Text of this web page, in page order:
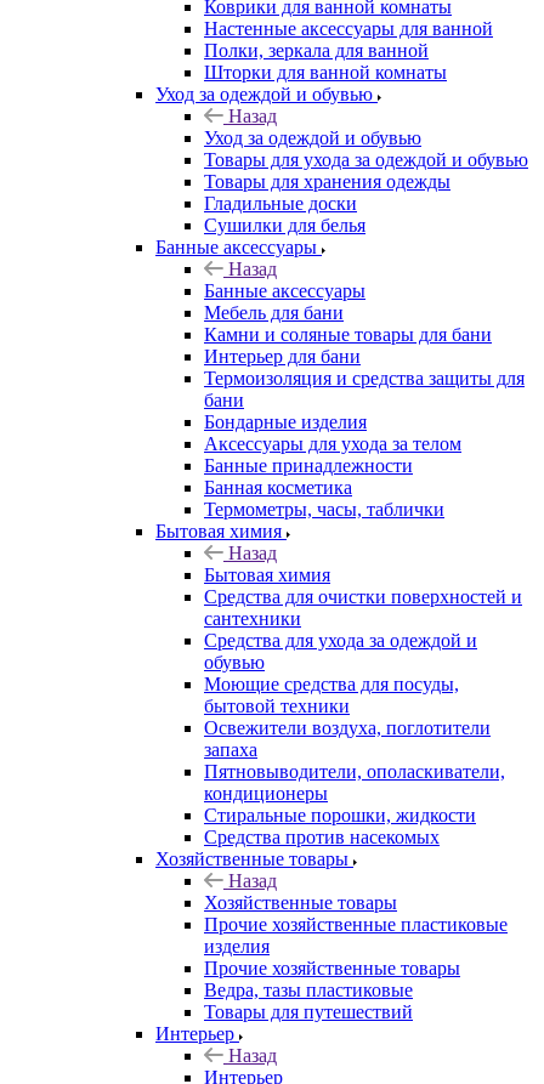
Коврики для ванной комнаты
Настенные аксессуары для ванной
Полки, зеркала для ванной
Шторки для ванной комнаты
Уход за одеждой и обувью
Назад
Уход за одеждой и обувью
Товары для ухода за одеждой и обувью
Товары для хранения одежды
Гладильные доски
Сушилки для белья
Банные аксессуары
Назад
Банные аксессуары
Мебель для бани
Камни и соляные товары для бани
Интерьер для бани
Термоизоляция и средства защиты для
бани
Бондарные изделия
Аксеcсуары для ухода за телом
Банные принадлежности
Банная косметика
Термометры, часы, таблички
Бытовая химия
Назад
Бытовая химия
Средства для очистки поверхностей и
сантехники
Средства для ухода за одеждой и
обувью
Моющие средства для посуды,
бытовой техники
Освежители воздуха, поглотители
запаха
Пятновыводители, ополаскиватели,
кондиционеры
Стиральные порошки, жидкости
Средства против насекомых
Хозяйственные товары
Назад
Хозяйственные товары
Прочие хозяйственные пластиковые
изделия
Прочие хозяйственные товары
Ведра, тазы пластиковые
Товары для путешествий
Интерьер
Назад
Интерьер